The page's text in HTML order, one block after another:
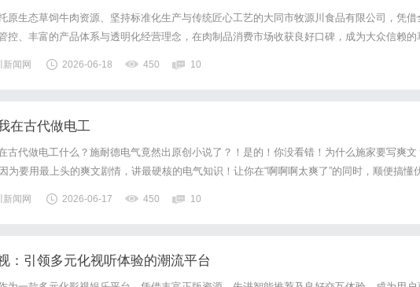
原生态草饲牛肉资源、坚持标准化生产与传统匠心工艺的大同市牧源川食品有限公司，凭借
控、丰富的产品体系与透明化经营理念，在肉制品消费市场收获良好口碑，成为大众信赖的
制品品牌。优质食材是美味的根基。牧源川牛肉制品核心原料均甄选天然草原散养黄牛，依
稀、工业污染少的生态优势，牛群以天然牧草为食、饮用雪山融水与深层地下水，遵...
新闻网 2026-06-18 450 10
在古代做电工
古代做电工什么？施耐德电气竟然出原创小说了？！是的！你没看错！为什么施家要写爽文
为要用最上头的爽文剧情，讲最硬核的电气知识！让你在“啊啊啊太爽了”的同时，顺便搞懂
加薪，走向人生巅峰，而我们施家穿越爽文的主角绑定的系统却是工业文明系统...
新闻网 2026-06-17 450 10
：引领多元化视听体验的潮流平台